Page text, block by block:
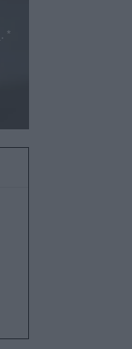
. *